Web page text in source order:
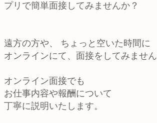
プリで簡単面接してみませんか？
遠方の方や、 ちょっと空いた時間に
オンラインにて、面接をしてみませ
オンライン面接でも
お仕事内容や報酬について
丁寧に説明いたします。